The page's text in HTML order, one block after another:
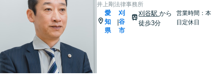
井上剛法律事務所
愛
知
県
|
刈
谷
市
刈谷駅から
徒歩3分
営業時間：本
日定休日